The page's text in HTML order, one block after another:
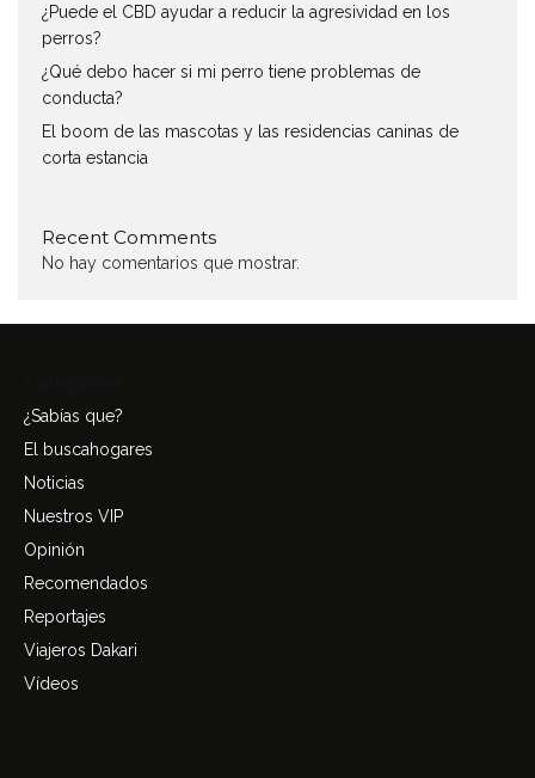
¿Puede el CBD ayudar a reducir la agresividad en los
perros?
¿Qué debo hacer si mi perro tiene problemas de
conducta?
El boom de las mascotas y las residencias caninas de
corta estancia
Recent Comments
No hay comentarios que mostrar.
¿Sabías que?
El buscahogares
Noticias
Nuestros VIP
Opinión
Recomendados
Reportajes
Viajeros Dakari
Vídeos